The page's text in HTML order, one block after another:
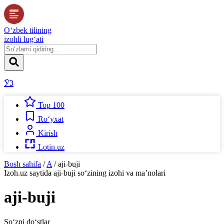
O‘zbek tilining
izohli lug‘ati
ЎЗ
Top 100
Ro‘yxat
Kirish
Lotin.uz
Bosh sahifa / A / aji-buji
Izoh.uz saytida aji-buji so‘zining izohi va ma’nolari
aji-buji
So‘zni do‘stlar